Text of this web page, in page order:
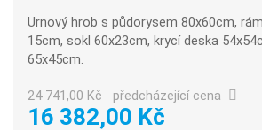
Urnový hrob s půdorysem 80x60cm,
15cm, sokl 60x23cm, krycí deska
65x45cm.
24 741,00 Kč předcházející cena
16 382,00 Kč